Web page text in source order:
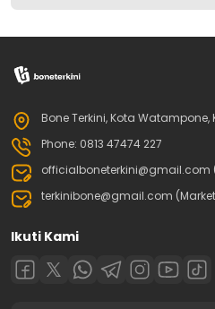
Bone Terkini, Kota
Phone: 0813 47474 227
officialboneterkini@gmail.com
terkinibone@gmail.com
Ikuti Kami